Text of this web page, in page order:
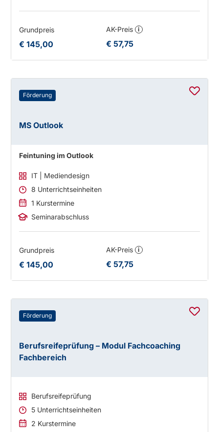
Grundpreis
€ 145,00
AK-Preis i
€ 57,75
Förderung
MS Outlook
Feintuning im Outlook
IT | Mediendesign
8 Unterrichtseinheiten
1 Kurstermine
Seminarabschluss
Grundpreis
€ 145,00
AK-Preis i
€ 57,75
Förderung
Berufsreifeprüfung – Modul Fachcoaching
Fachbereich
Berufsreifeprüfung
5 Unterrichtseinheiten
2 Kurstermine